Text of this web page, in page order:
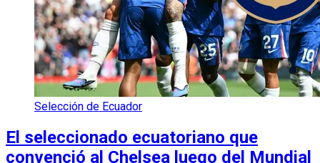
Selección de Ecuador
El seleccionado ecuatoriano que
convenció al Chelsea luego del Mundial